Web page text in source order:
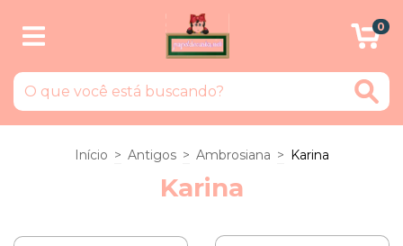
0
Início > Antigos > Ambrosiana > Karina
Karina